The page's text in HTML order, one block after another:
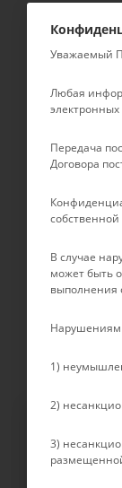
КАТАЛОГ
УСЛУГИ
2026 © Rebase
Мы
Уважаемый
Любая
Передача
Договора
В случае
может быть
выполнения
1)
2)
3)